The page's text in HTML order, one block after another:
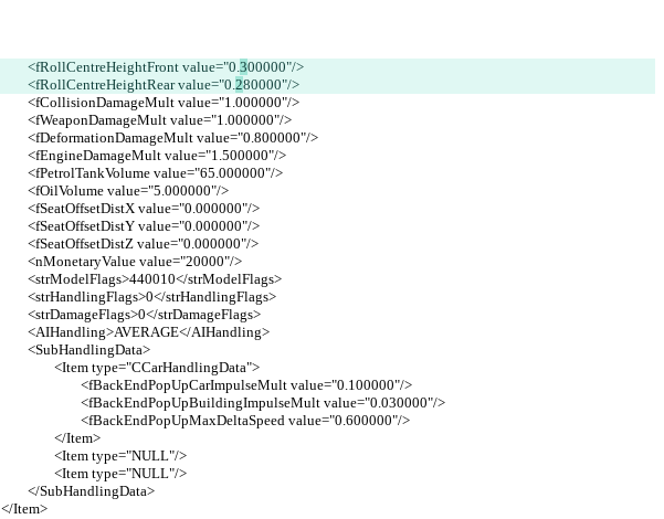
			<fRollCentreHeightFront value="0.
300000"/>
			<fRollCentreHeightRear value="0.
280000"/>
			<fCollisionDamageMult value="1.000000"/>
			<fWeaponDamageMult value="1.000000"/>
			<fDeformationDamageMult value="0.800000"/>
			<fEngineDamageMult value="1.500000"/>
			<fPetrolTankVolume value="65.000000"/>
			<fOilVolume value="5.000000"/>
			<fSeatOffsetDistX value="0.000000"/>
			<fSeatOffsetDistY value="0.000000"/>
			<fSeatOffsetDistZ value="0.000000"/>
			<nMonetaryValue value="20000"/>
			<strModelFlags>440010</strModelFlags>
			<strHandlingFlags>0</strHandlingFlags>
			<strDamageFlags>0</strDamageFlags>
			<AIHandling>AVERAGE</AIHandling>
			<SubHandlingData>
				<Item type="CCarHandlingData">
					<fBackEndPopUpCarImpulseMult value="0.100000"/>
					<fBackEndPopUpBuildingImpulseMult value="0.030000"/>
					<fBackEndPopUpMaxDeltaSpeed value="0.600000"/>
				</Item>
				<Item type="NULL"/>
				<Item type="NULL"/>
			</SubHandlingData>
		</Item>